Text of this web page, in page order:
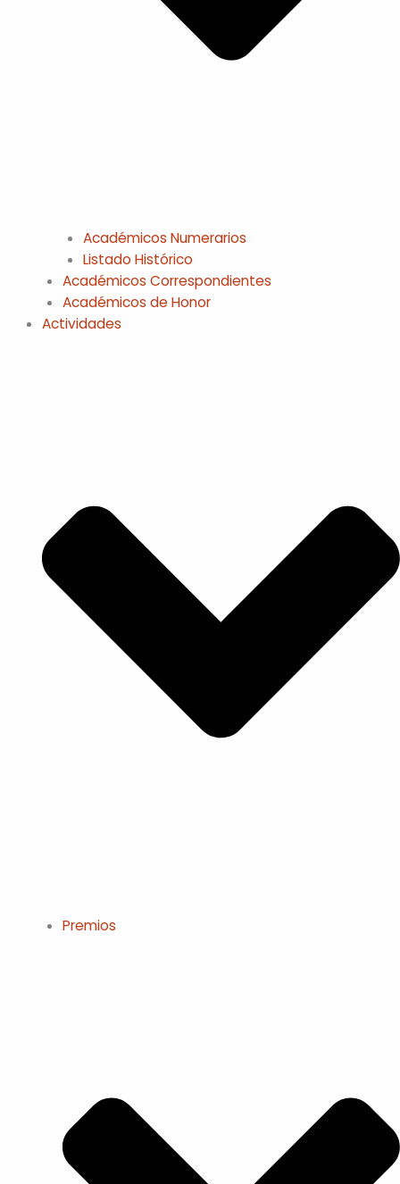
Académicos Numerarios
Listado Histórico
Académicos Correspondientes
Académicos de Honor
Actividades
Premios